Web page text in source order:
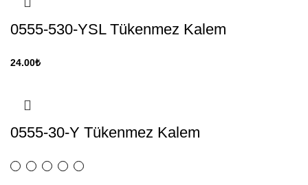
0555-530-YSL Tükenmez Kalem
24.00₺
0555-30-Y Tükenmez Kalem